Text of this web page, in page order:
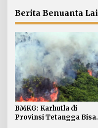
Awak Kapal
Berita Benuanta
BMKG: Karhutla di
Provinsi Tetangga Bisa